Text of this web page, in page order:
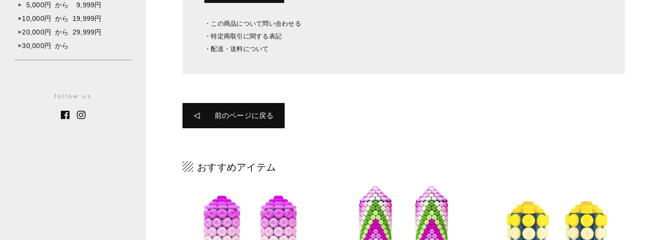
5,000円
から
9,999円
10,000円
から
19,999円
20,000円
から
29,999円
30,000円
から
follow us
この商品について問い合わせる
特定商取引に関する表記
配送・送料について
前のページに戻る
おすすめアイテム